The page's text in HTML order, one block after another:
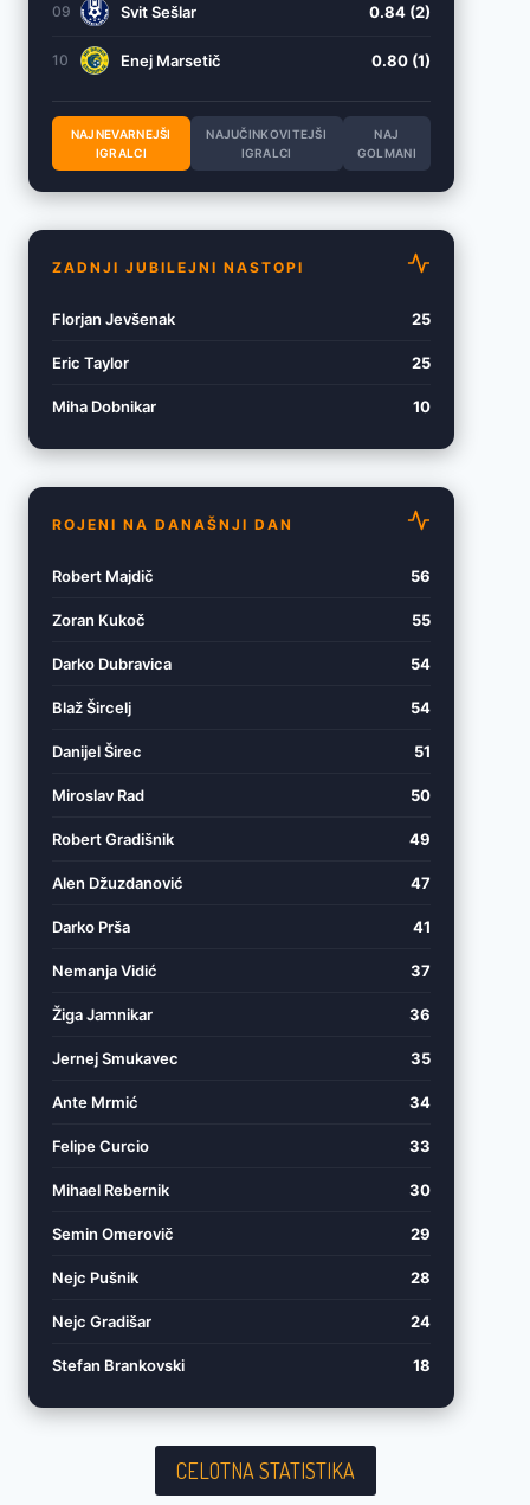
09 Svit Sešlar 0.84 (2)
10 Enej Marsetič 0.80 (1)
NAJNEVARNEJŠI
IGRALCI
NAJUČINKOVITEJŠI
IGRALCI
NAJ
GOLMANI
ZADNJI JUBILEJNI NASTOPI
Florjan Jevšenak 25
Eric Taylor 25
Miha Dobnikar 10
ROJENI NA DANAŠNJI DAN
Robert Majdič 56
Zoran Kukoč 55
Darko Dubravica 54
Blaž Šircelj 54
Danijel Širec 51
Miroslav Rad 50
Robert Gradišnik 49
Alen Džuzdanović 47
Darko Prša 41
Nemanja Vidić 37
Žiga Jamnikar 36
Jernej Smukavec 35
Ante Mrmić 34
Felipe Curcio 33
Mihael Rebernik 30
Semin Omerovič 29
Nejc Pušnik 28
Nejc Gradišar 24
Stefan Brankovski 18
CELOTNA STATISTIKA